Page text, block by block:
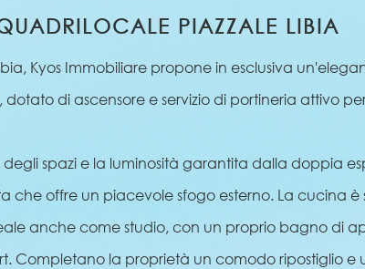
PIAZZALE LIBIA
Kyos Immobiliare propone in esclusiva
dotato di ascensore e servizio di portineria attivo
spazi e la luminosità garantita dalla doppia
offre un piacevole sfogo esterno. La cucina
anche come studio, con un proprio bagno di
Completano la proprietà un comodo ripostiglio e